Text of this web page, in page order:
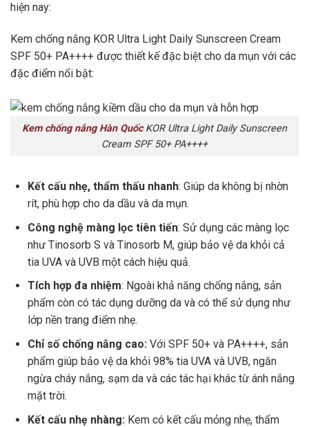
hiện nay:
Kem chống nắng KOR Ultra Light Daily Sunscreen Cream
SPF 50+ PA++++ được thiết kế đặc biệt cho da mụn với các
đặc điểm nổi bật:
Kem chống nắng Hàn QuốcKOR Ultra Light Daily Sunscreen
Cream SPF 50+ PA++++
Kết cấu nhẹ, thẩm thấu nhanh: Giúp da không bị nhờn
rít, phù hợp cho da dầu và da mụn.
Công nghệ màng lọc tiên tiến: Sử dụng các màng lọc
như Tinosorb S và Tinosorb M, giúp bảo vệ da khỏi cả
tia UVA và UVB một cách hiệu quả.
Tích hợp đa nhiệm: Ngoài khả năng chống nắng, sản
phẩm còn có tác dụng dưỡng da và có thể sử dụng như
lớp nền trang điểm nhẹ.
Chỉ số chống nắng cao: Với SPF 50+ và PA++++, sản
phẩm giúp bảo vệ da khỏi 98% tia UVA và UVB, ngăn
ngừa cháy nắng, sạm da và các tác hại khác từ ánh nắng
mặt trời.
Kết cấu nhẹ nhàng: Kem có kết cấu mỏng nhẹ, thẩm